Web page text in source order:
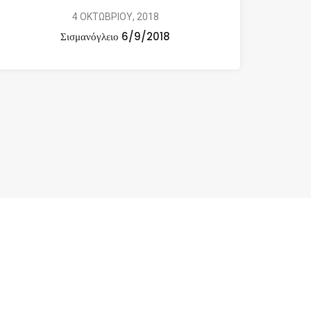
4 ΟΚΤΩΒΡΙΟΥ, 2018
Σισμανόγλειο 6/9/2018